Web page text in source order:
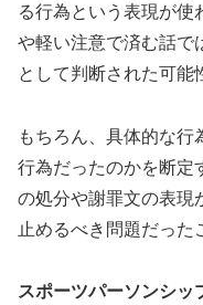
る行為という表現が使
や軽い注意で済む話で
として判断された可能
もちろん、具体的な行
行為だったのかを断定
の処分や謝罪文の表現
止めるべき問題だった
スポーツパーソンシッ